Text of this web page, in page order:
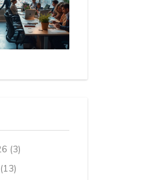
(3)
(13)